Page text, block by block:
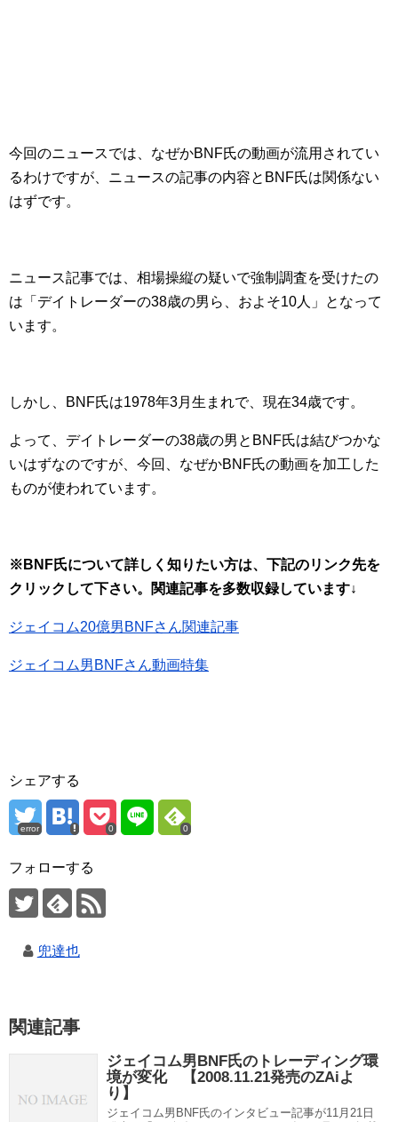
今回のニュースでは、なぜかBNF氏の動画が流用されてい
るわけですが、ニュースの記事の内容とBNF氏は関係ない
はずです。
ニュース記事では、相場操縦の疑いで強制調査を受けたの
は「デイトレーダーの38歳の男ら、およそ10人」となって
います。
しかし、BNF氏は1978年3月生まれで、現在34歳です。
よって、デイトレーダーの38歳の男とBNF氏は結びつかな
いはずなのですが、今回、なぜかBNF氏の動画を加工した
ものが使われています。
※BNF氏について詳しく知りたい方は、下記のリンク先を
クリックして下さい。関連記事を多数収録しています↓
ジェイコム20億男BNFさん関連記事
ジェイコム男BNFさん動画特集
シェアする
error 0 0
フォローする
兜達也
関連記事
ジェイコム男BNF氏のトレーディング環
境が変化 【2008.11.21発売のZAiよ
り】
ジェイコム男BNF氏のインタビュー記事が11月21日